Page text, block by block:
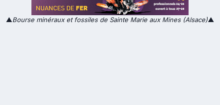
▲Bourse minéraux et fossiles de Sainte Marie aux Mines (Alsace)▲